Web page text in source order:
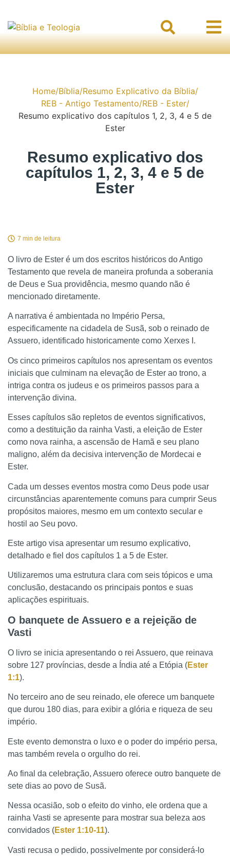
Home/Bíblia/Resumo Explicativo da Bíblia/
REB - Antigo Testamento/REB - Ester/
Resumo explicativo dos capítulos 1, 2, 3, 4 e 5 de
Ester
Resumo explicativo dos
capítulos 1, 2, 3, 4 e 5 de
Ester
7 min de leitura
O livro de Ester é um dos escritos históricos do Antigo
Testamento que revela de maneira profunda a soberania
de Deus e Sua providência, mesmo quando não é
mencionado diretamente.
A narrativa é ambientada no Império Persa,
especificamente na cidadela de Susã, sob o reinado de
Assuero, identificado historicamente como Xerxes I.
Os cinco primeiros capítulos nos apresentam os eventos
iniciais que culminam na elevação de Ester ao trono, a
intriga contra os judeus e os primeiros passos para a
intervenção divina.
Esses capítulos são repletos de eventos significativos,
como a destituição da rainha Vasti, a eleição de Ester
como nova rainha, a ascensão de Hamã e seu plano
maligno, além da decisiva intervenção de Mordecai e
Ester.
Cada um desses eventos mostra como Deus pode usar
circunstâncias aparentemente comuns para cumprir Seus
propósitos maiores, mesmo em um contexto secular e
hostil ao Seu povo.
Este artigo visa apresentar um resumo explicativo,
detalhado e fiel dos capítulos 1 a 5 de Ester.
Utilizaremos uma estrutura clara com seis tópicos e uma
conclusão, destacando os principais pontos e suas
aplicações espirituais.
O banquete de Assuero e a rejeição de
Vasti
O livro se inicia apresentando o rei Assuero, que reinava
sobre 127 províncias, desde a Índia até a Etópia (Ester
1:1).
No terceiro ano de seu reinado, ele oferece um banquete
que durou 180 dias, para exibir a glória e riqueza de seu
império.
Este evento demonstra o luxo e o poder do império persa,
mas também revela o orgulho do rei.
Ao final da celebração, Assuero oferece outro banquete de
sete dias ao povo de Susã.
Nessa ocasião, sob o efeito do vinho, ele ordena que a
rainha Vasti se apresente para mostrar sua beleza aos
convidados (Ester 1:10-11).
Vasti recusa o pedido, possivelmente por considerá-lo